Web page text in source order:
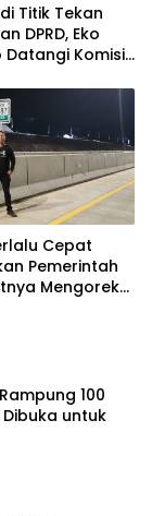
Titik Tekan
DPRD, Eko
Datangi Komisi
Dokumen
Cepat
Pemerintah
Mengoreksi
100
untuk